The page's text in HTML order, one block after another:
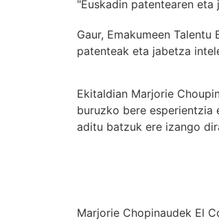
"Euskadin patentearen
Gaur, Emakumeen
patenteak eta jabetza
Ekitaldian Marjorie
buruzko bere
aditu batzuk ere izango
Marjorie Chopinaudek El